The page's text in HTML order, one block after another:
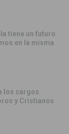
tiene un futuro
en la misma
los cargos
y Cristianos